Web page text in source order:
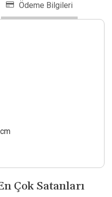
Ödeme Bilgileri
Çok Satanları